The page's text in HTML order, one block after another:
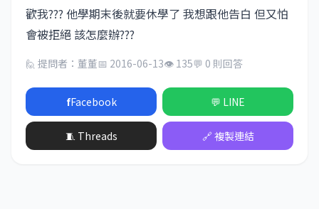
歡我??? 他學期末後就要休學了 我想跟他告白 但又怕
會被拒絕 該怎麼辦???
🙋 提問者：董董📅 2016-06-13👁 135💬 0 則回答
fFacebook 💬 LINE
🧵 Threads 🔗 複製連結